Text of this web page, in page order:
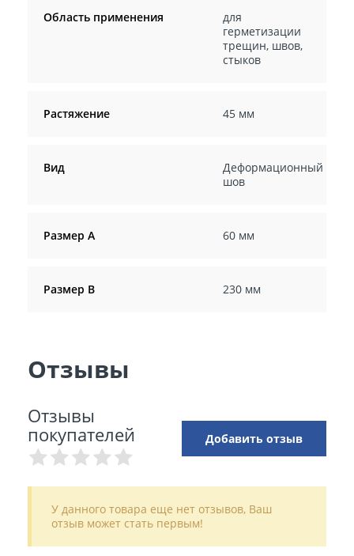
Область применения
для
герметизации
трещин, швов,
стыков
Растяжение 45 мм
Вид
Деформационный
шов
Размер А 60 мм
Размер В 230 мм
Отзывы
Отзывы
покупателей
Добавить отзыв
У данного товара еще нет отзывов, Ваш
отзыв может стать первым!